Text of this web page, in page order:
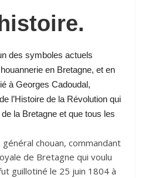
des symboles actuels
en Bretagne, et en
à Georges Cadoudal,
l’Histoire de la Révolution qui
la Bretagne et que tous les
chouan, commandant
de Bretagne qui voulu
guillotiné le 25 juin 1804 à